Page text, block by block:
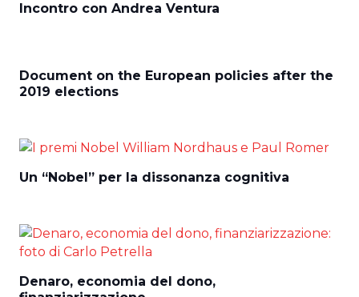
Incontro con Andrea Ventura
Document on the European policies after the
2019 elections
Un “Nobel” per la dissonanza cognitiva
Denaro, economia del dono,